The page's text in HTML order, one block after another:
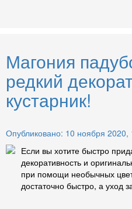
Магония
редкий
кустарник!
Опубликовано: 10 ноября 2020,
Если вы хотите быстро
декоративность и
при помощи необычных
достаточно быстро, а уход